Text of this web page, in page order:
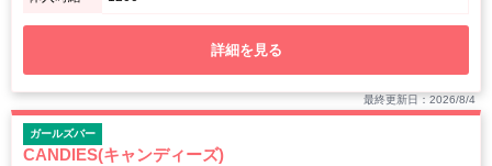
詳細を見る
最終更新日：2026/8/4
ガールズバー
CANDIES(キャンディーズ)